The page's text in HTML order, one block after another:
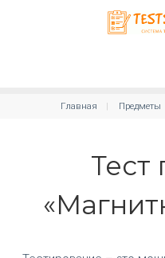
Главная Предметы
Тест